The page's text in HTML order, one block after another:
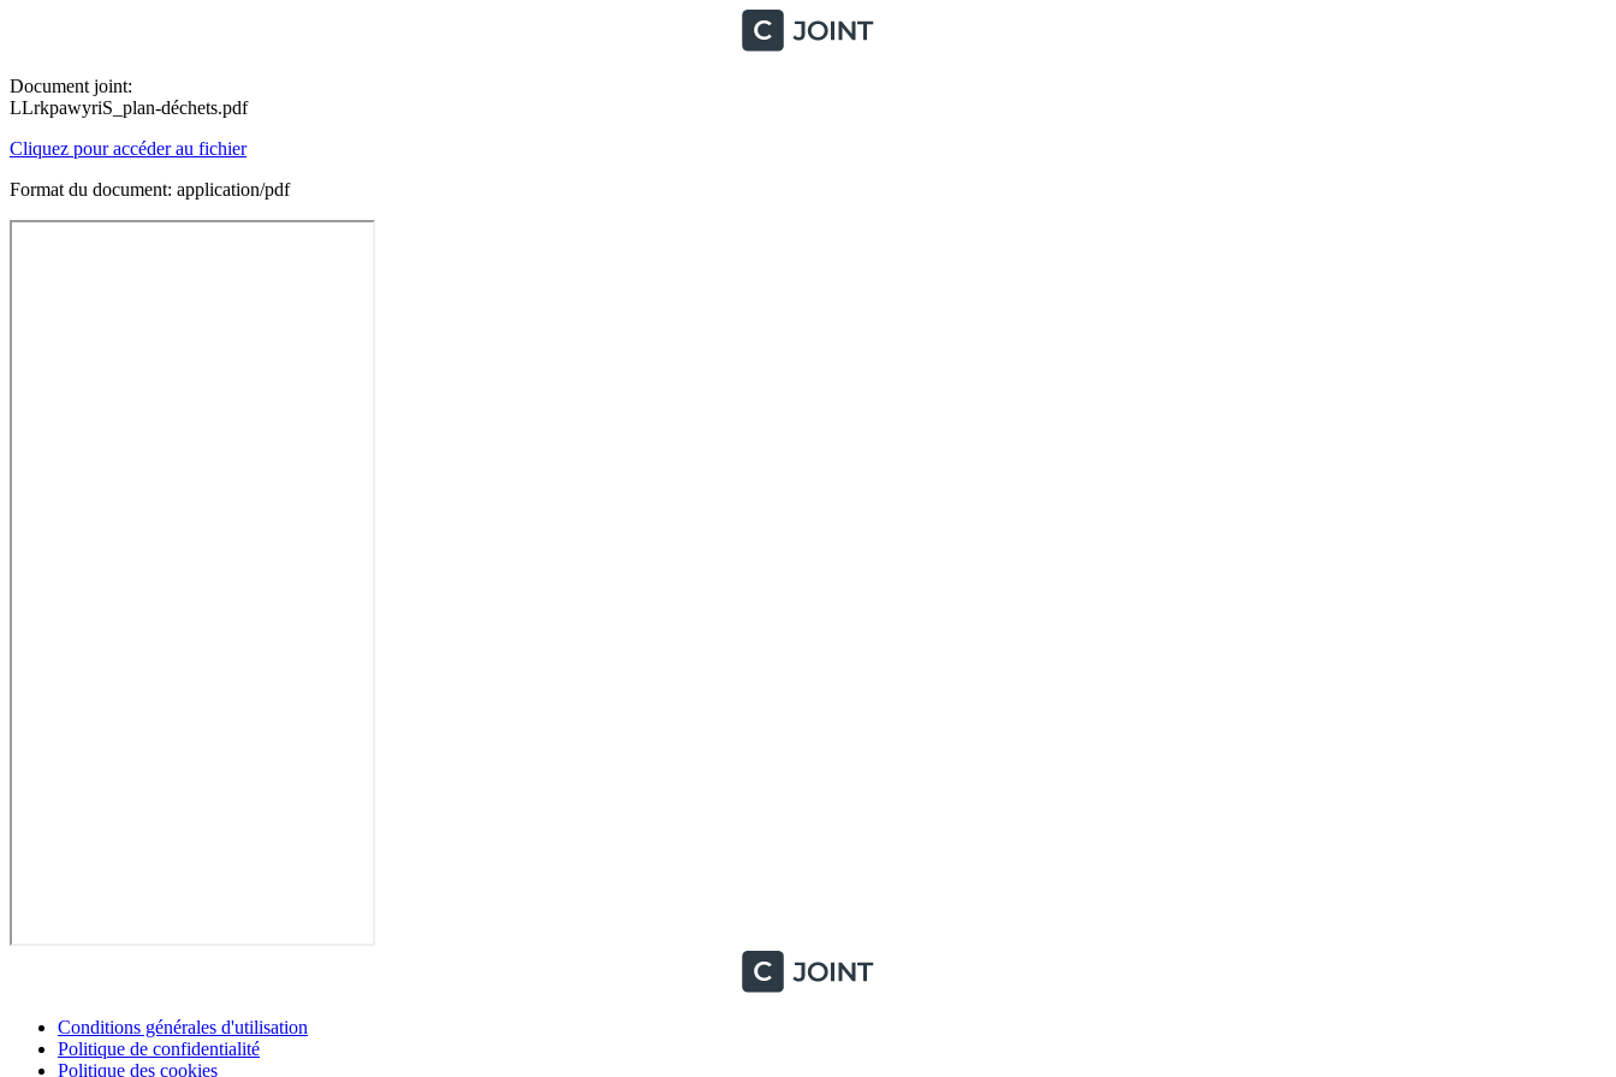
Document joint:
LLrkpawyriS_plan-déchets.pdf
Cliquez pour accéder au fichier
Format du document: application/pdf
Conditions générales d'utilisation
Politique de confidentialité
Politique des cookies